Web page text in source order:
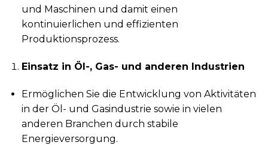
und Maschinen und damit einen
kontinuierlichen und effizienten
Produktionsprozess.
Einsatz in Öl-, Gas- und anderen Industrien
Ermöglichen Sie die Entwicklung von Aktivitäten
in der Öl- und Gasindustrie sowie in vielen
anderen Branchen durch stabile
Energieversorgung.